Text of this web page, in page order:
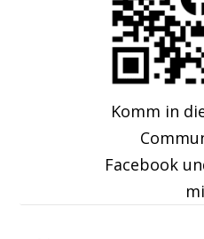
Komm in
Facebook